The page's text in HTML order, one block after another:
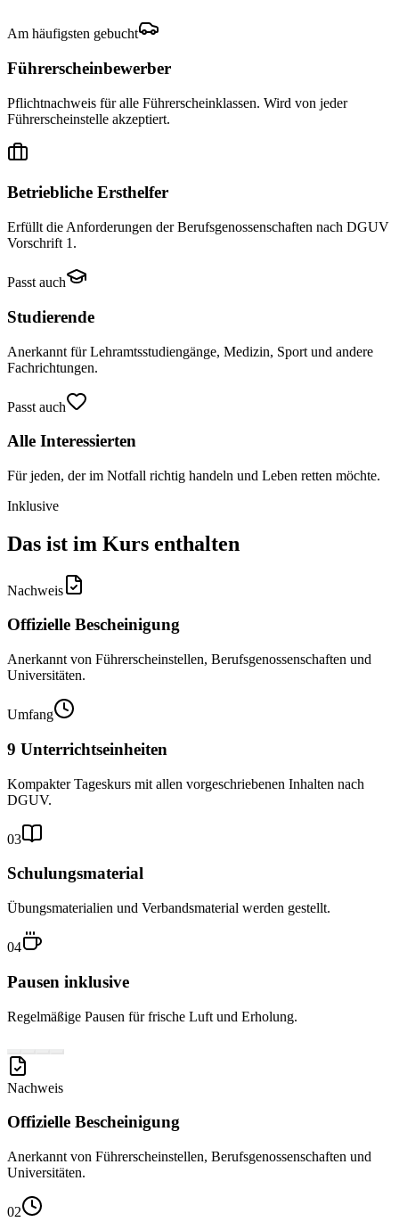
Am häufigsten gebucht
Führerscheinbewerber
Pflichtnachweis für alle Führerscheinklassen. Wird von jeder
Führerscheinstelle akzeptiert.
Betriebliche Ersthelfer
Erfüllt die Anforderungen der Berufsgenossenschaften nach DGUV
Vorschrift 1.
Passt auch
Studierende
Anerkannt für Lehramtsstudiengänge, Medizin, Sport und andere
Fachrichtungen.
Passt auch
Alle Interessierten
Für jeden, der im Notfall richtig handeln und Leben retten möchte.
Inklusive
Das ist im Kurs enthalten
Nachweis
Offizielle Bescheinigung
Anerkannt von Führerscheinstellen, Berufsgenossenschaften und
Universitäten.
Umfang
9 Unterrichtseinheiten
Kompakter Tageskurs mit allen vorgeschriebenen Inhalten nach
DGUV.
03
Schulungsmaterial
Übungsmaterialien und Verbandsmaterial werden gestellt.
04
Pausen inklusive
Regelmäßige Pausen für frische Luft und Erholung.
Nachweis
Offizielle Bescheinigung
Anerkannt von Führerscheinstellen, Berufsgenossenschaften und
Universitäten.
02